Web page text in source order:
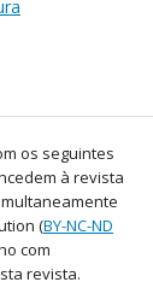
os seguintes
à revista
(BY-NC-ND
com
revista.